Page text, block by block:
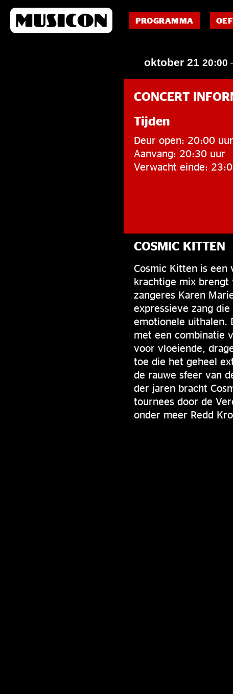
PROGRAMMA
oktober 21 20:00
CONCERT
Tijden
Deur open: 20:00 uur
Aanvang: 20:30 uur
Verwacht einde:
COSMIC KITTEN
Cosmic Kitten is een
krachtige mix brengt
zangeres Karen
expressieve zang
emotionele uithalen.
met een combinatie
voor vloeiende,
toe die het geheel
de rauwe sfeer van
der jaren bracht
tournees door de
onder meer Redd